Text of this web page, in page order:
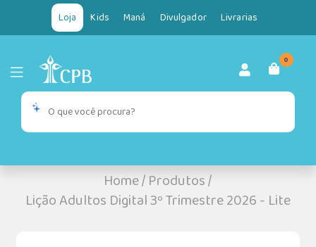
Loja Kids Maná Divulgador Livrarias
0
Home/Produtos/
Lição Adultos Digital 3º Trimestre 2026 - Lite